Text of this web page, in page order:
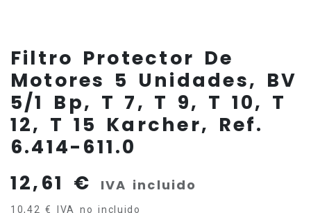
Filtro Protector De
Motores 5 Unidades, BV
5/1 Bp, T 7, T 9, T 10, T
12, T 15 Karcher, Ref.
6.414-611.0
12,61 € IVA incluido
10,42 € IVA no incluido